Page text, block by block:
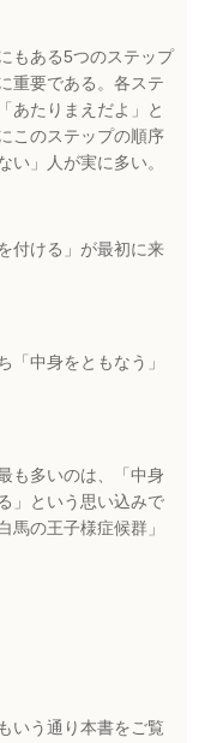
もある5つのステップ
重要である。各ステ
あたりまえだよ」と
このステップの順序
い」人が実に多い。
付ける」が最初に来
「中身をともなう」
も多いのは、「中身
」という思い込みで
馬の王子様症候群」
いう通り本書をご覧